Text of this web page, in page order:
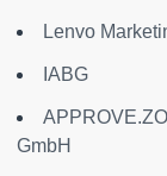
Lenvo
IABG
GmbH